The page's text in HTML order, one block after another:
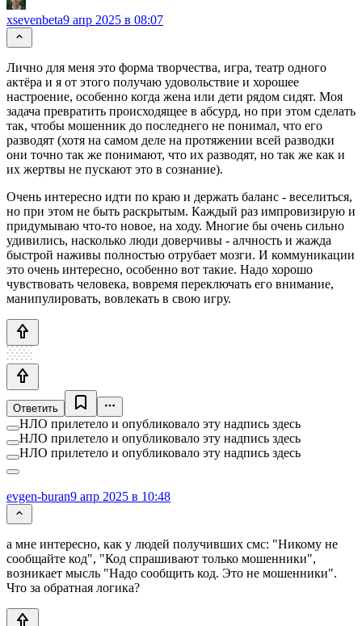
xsevenbeta9 апр 2025 в 08:07
Лично для меня это форма творчества, игра, театр одного
актёра и я от этого получаю удовольствие и хорошее
настроение, особенно когда жена или дети рядом сидят. Моя
задача превратить происходящее в абсурд, но при этом сделать
так, чтобы мошенник до последнего не понимал, что его
разводят (хотя на самом деле на протяжении всей разводки
они точно так же понимают, что их разводят, но так же как и
их жертвы не пускают это в сознание).
Очень интересно идти по краю и держать баланс - веселиться,
но при этом не быть раскрытым. Каждый раз импровизирую и
придумываю что-то новое, на ходу. Многие бы очень сильно
удивились, насколько люди доверчивы - алчность и жажда
быстрой наживы полностью отрубает мозги. И коммуникации
это очень интересно, особенно вот такие. Надо хорошо
чувствовать человека, вовремя переключать его внимание,
манипулировать, вовлекать в свою игру.
Ответить
НЛО прилетело и опубликовало эту надпись здесь
НЛО прилетело и опубликовало эту надпись здесь
НЛО прилетело и опубликовало эту надпись здесь
evgen-buran9 апр 2025 в 10:48
а мне интересно, как у людей получивших смс: "Никому не
сообщайте код", "Код спрашивают только мошенники",
возникает мысль "Надо сообщить код. Это не мошенники".
Что за обратная логика?